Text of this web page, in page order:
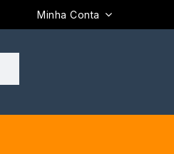
Minha Conta